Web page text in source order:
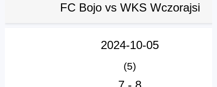
FC Bojo vs WKS Wczorajsi
2024-10-05
(5)